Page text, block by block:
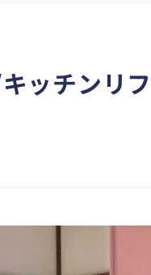
キッチンリ